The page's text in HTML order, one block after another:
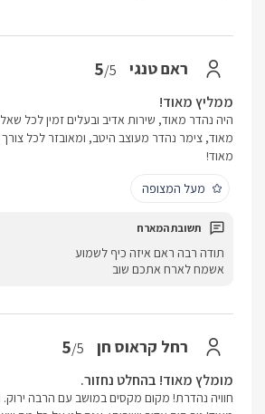
ראם טנגי 5/5
ממליץ מאוד!
היה נהדר מאוד, שירות אדיב ובעלים זמין לכל
מאוד, צימר נהדר מעוצב היטב, ומאובזר לכל
מאוד!
מעל המצופה
תודה רבה ראם איזה כיף לשמוע
אשמח לארח אתכם שוב
רחל קראוס חן 5/5
מומלץ מאוד! בהחלט נחזור.
חוויה נהדרת! מקום מקסים במושב עם הרבה ירוק.